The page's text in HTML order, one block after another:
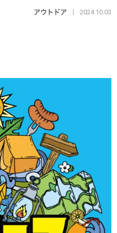
アウトドア 2024.10.03